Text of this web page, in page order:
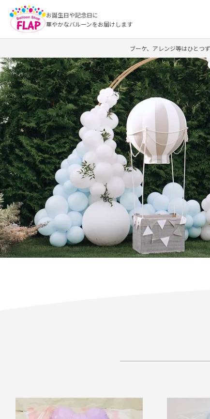
お誕生日や記念日に
華やかなバルーンをお届けします
ブーケ、アレンジ等はひとつ